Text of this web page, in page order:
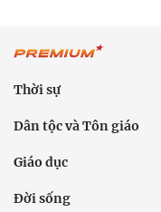
Thời sự
Dân tộc và Tôn giáo
Giáo dục
Đời sống